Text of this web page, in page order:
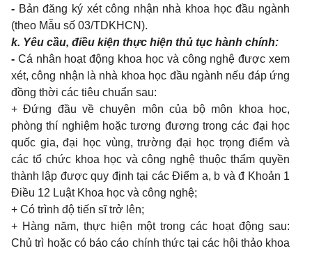
- Bản đăng ký xét công nhận nhà khoa học đầu ngành
(theo Mẫu số 03/TDKHCN).
k. Yêu cầu, điều kiện thực hiện thủ tục hành chính:
- Cá nhân hoạt động khoa học và công nghệ được xem
xét, công nhận là nhà khoa học đầu ngành nếu đáp ứng
đồng thời các tiêu chuẩn sau:
+ Đứng đầu về chuyên môn của bộ môn khoa học,
phòng thí nghiệm hoặc tương đương trong các đại học
quốc gia, đại học vùng, trường đại học trọng điểm và
các tổ chức khoa học và công nghệ thuộc thẩm quyền
thành lập được quy định tại các Điểm a, b và đ Khoản 1
Điều 12 Luật Khoa học và công nghệ;
+ Có trình độ tiến sĩ trở lên;
+ Hàng năm, thực hiện một trong các hoạt động sau:
Chủ trì hoặc có báo cáo chính thức tại các hội thảo khoa